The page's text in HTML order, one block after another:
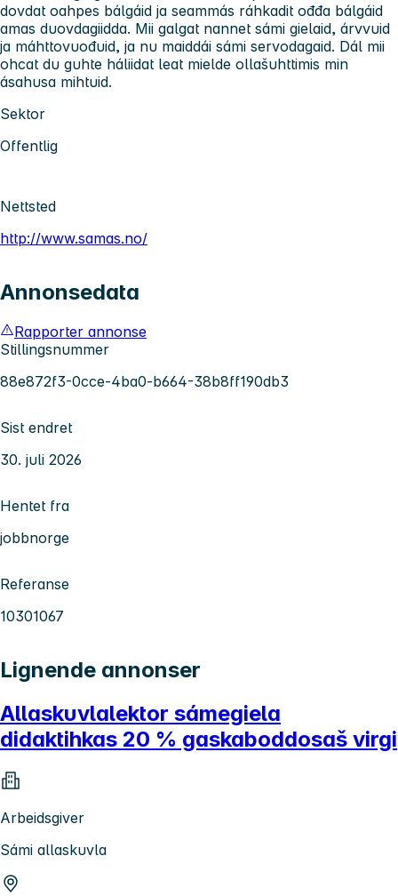
dovdat oahpes bálgáid ja seammás ráhkadit ođđa bálgáid
amas duovdagiidda. Mii galgat nannet sámi gielaid, árvvuid
ja máhttovuođuid, ja nu maiddái sámi servodagaid. Dál mii
ohcat du guhte háliidat leat mielde ollašuhttimis min
ásahusa mihtuid.
Sektor
Offentlig
Nettsted
http://www.samas.no/
Annonsedata
Rapporter annonse
Stillingsnummer
88e872f3-0cce-4ba0-b664-38b8ff190db3
Sist endret
30. juli 2026
Hentet fra
jobbnorge
Referanse
10301067
Lignende annonser
Allaskuvlalektor sámegiela
didaktihkas 20 % gaskaboddosaš virgi
Arbeidsgiver
Sámi allaskuvla